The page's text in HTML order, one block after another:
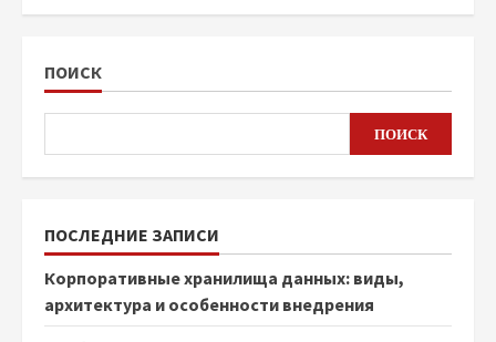
ПОИСК
ПОИСК
ПОСЛЕДНИЕ ЗАПИСИ
Корпоративные хранилища данных: виды,
архитектура и особенности внедрения